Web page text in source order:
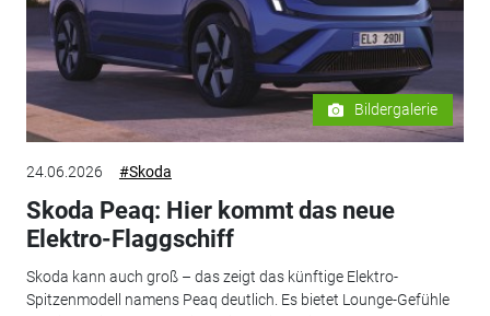
Bildergalerie
24.06.2026 #Skoda
Skoda Peaq: Hier kommt das neue
Elektro-Flaggschiff
Skoda kann auch groß – das zeigt das künftige Elektro-
Spitzenmodell namens Peaq deutlich. Es bietet Lounge-Gefühle